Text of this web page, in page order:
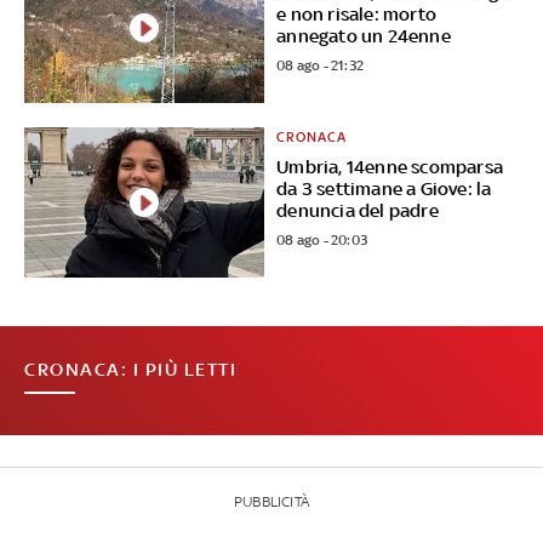
e non risale: morto
annegato un 24enne
08 ago - 21:32
Umbria, 14enne scomparsa
da 3 settimane a Giove: la
denuncia del padre
CRONACA
08 ago - 20:03
CRONACA: I PIÙ LETTI
PUBBLICITÀ